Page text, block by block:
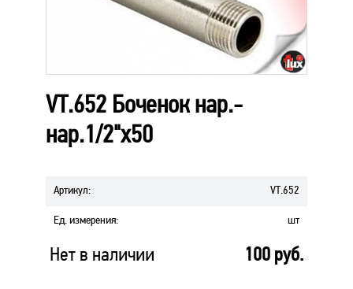
VT.652 Боченок нар.-
нар.1/2"х50
Артикул: VT.652
Ед. измерения: шт
Нет в наличии 100 руб.